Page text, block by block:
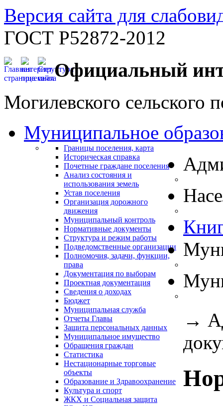
Версия сайта для
ГОСТ Р52872-2012
Официальный
Могилевского сельского
Муниципальное
Границы поселения, карта
Историческая справка
Почетные граждане поселения
Анализ состояния и
использования земель
Устав поселения
Организация дорожного
движения
Муниципальный контроль
Нормативные документы
Структура и режим работы
Подведомственные организации
Полномочия, задачи, функции,
права
Документация по выборам
Проектная документация
Сведения о доходах
Бюджет
Муниципальная служба
Отчеты Главы
Защита персональных данных
Муниципальное имущество
Обращения граждан
Статистика
Нестационарные торговые
объекты
Образование и Здравоохранение
Культура и спорт
ЖКХ и Социальная защита
→